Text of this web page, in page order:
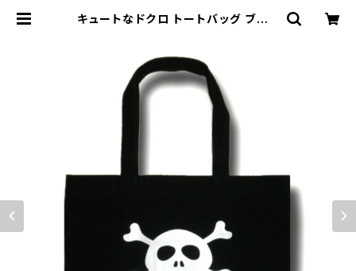
キュートなドクロ トートバッグ ブラッ
ャツ ATTB-43 | alternative_to
kyo